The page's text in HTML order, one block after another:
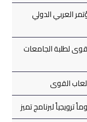
العربي الدولي
لطلبة الجامعات
القوى
لبرنامج تميز